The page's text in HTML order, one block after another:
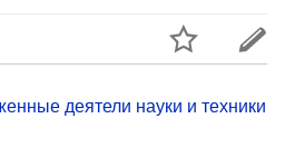
деятели науки и техники